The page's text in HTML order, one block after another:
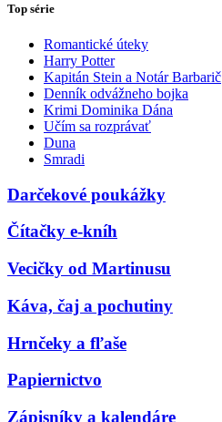
Top série
Romantické úteky
Harry Potter
Kapitán Stein a Notár Barbarič
Denník odvážneho bojka
Krimi Dominika Dána
Učím sa rozprávať
Duna
Smradi
Darčekové poukážky
Čítačky e-kníh
Vecičky od Martinusu
Káva, čaj a pochutiny
Hrnčeky a fľaše
Papiernictvo
Zápisníky a kalendáre